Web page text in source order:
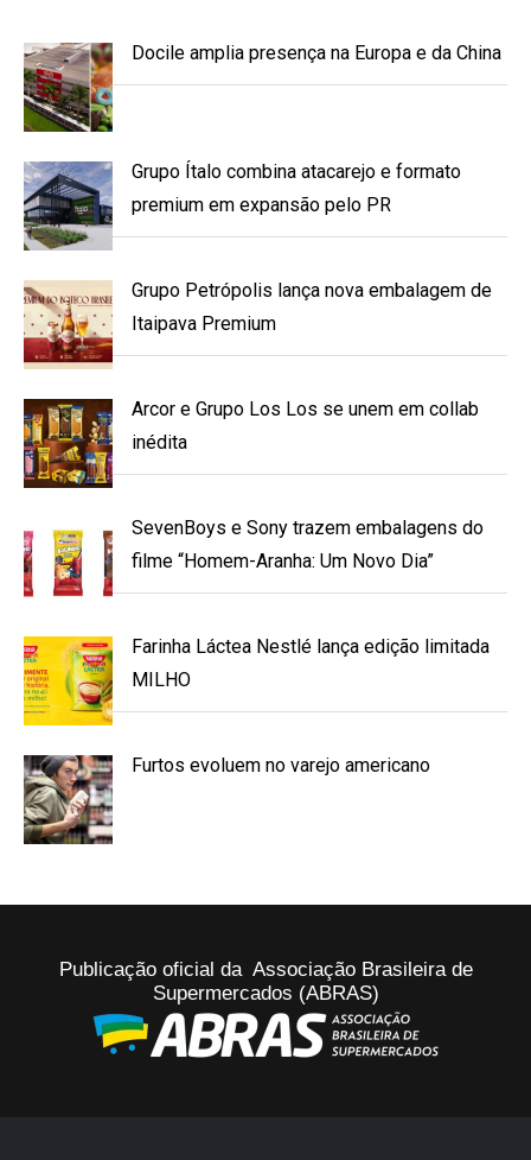
Docile amplia presença na Europa e da China
Grupo Ítalo combina atacarejo e formato
premium em expansão pelo PR
Grupo Petrópolis lança nova embalagem de
Itaipava Premium
Arcor e Grupo Los Los se unem em collab
inédita
SevenBoys e Sony trazem embalagens do
filme “Homem-Aranha: Um Novo Dia”
Farinha Láctea Nestlé lança edição limitada
MILHO
Furtos evoluem no varejo americano
Publicação oficial da Associação Brasileira de
Supermercados (ABRAS)